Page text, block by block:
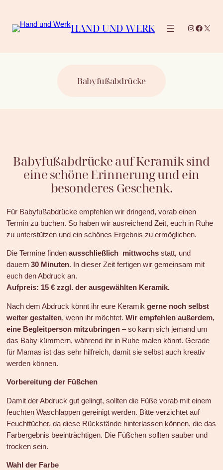
springen
HAND UND WERK Instagram
X
Babyfußabdrücke
Babyfußabdrücke auf Keramik sind
eine schöne Erinnerung und ein
besonderes Geschenk.
Für Babyfußabdrücke empfehlen wir dringend, vorab einen
Termin zu buchen. So haben wir ausreichend Zeit, euch in Ruhe
zu unterstützen und ein schönes Ergebnis zu ermöglichen.
Die Termine findenausschließlich mittwochsstatt, und
dauern30 Minuten. In dieser Zeit fertigen wir gemeinsam mit
euch den Abdruck an.
Aufpreis: 15 € zzgl. der ausgewählten Keramik.
Nach dem Abdruck könnt ihr eure Keramikgerne noch selbst
weiter gestalten, wenn ihr möchtet.Wir empfehlen außerdem,
eine Begleitperson mitzubringen – so kann sich jemand um
das Baby kümmern, während ihr in Ruhe malen könnt. Gerade
für Mamas ist das sehr hilfreich, damit sie selbst auch kreativ
werden können.
Vorbereitung der Füßchen
Damit der Abdruck gut gelingt, sollten die Füße vorab mit einem
feuchten Waschlappen gereinigt werden. Bitte verzichtet auf
Feuchttücher, da diese Rückstände hinterlassen können, die das
Farbergebnis beeinträchtigen. Die Füßchen sollten sauber und
trocken sein.
Wahl der Farbe